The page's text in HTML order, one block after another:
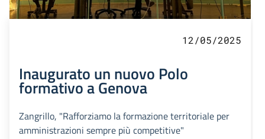
12/05/2025
Inaugurato un nuovo Polo
formativo a Genova
Zangrillo, "Rafforziamo la formazione territoriale per
amministrazioni sempre più competitive"